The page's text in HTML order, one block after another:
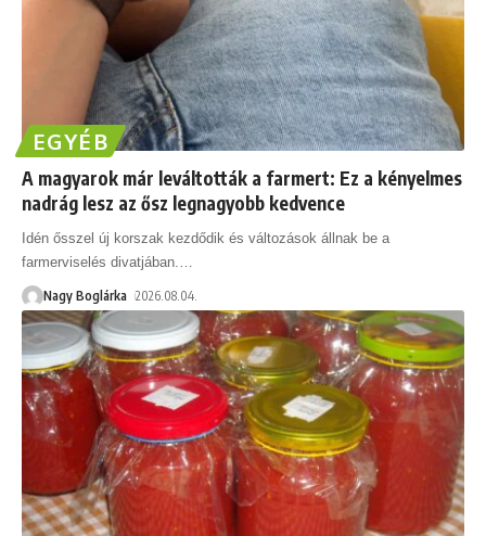
EGYÉB
A magyarok már leváltották a farmert: Ez a kényelmes
nadrág lesz az ősz legnagyobb kedvence
Idén ősszel új korszak kezdődik és változások állnak be a
farmerviselés divatjában.…
Nagy Boglárka 2026.08.04.